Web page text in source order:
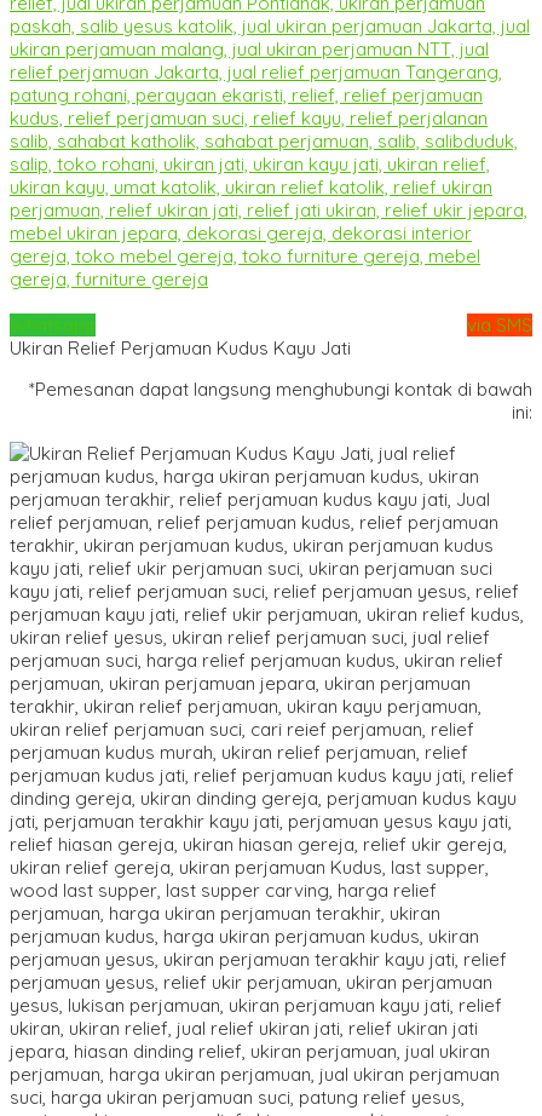
Whatsapp
via SMS
Ukiran Relief Perjamuan Kudus Kayu Jati
*Pemesanan dapat langsung menghubungi kontak di bawah
ini: